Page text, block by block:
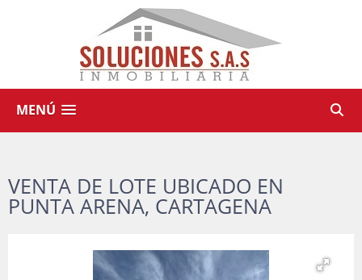
MENÚ
VENTA DE LOTE UBICADO EN
PUNTA ARENA, CARTAGENA